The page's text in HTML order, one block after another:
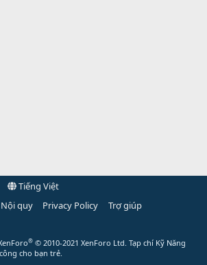
Tiếng Việt
quy Privacy Policy
Trợ giúp
® © 2010-2021 XenForo Ltd. Tạp chí Kỹ Năng
cho bạn trẻ.